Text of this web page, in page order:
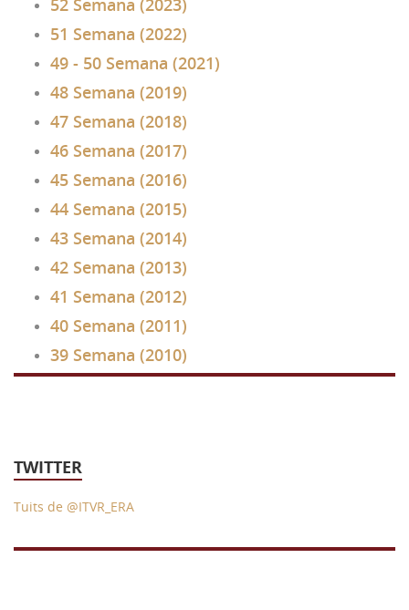
39 Semana (2010)
52 Semana (2023)
51 Semana (2022)
49 - 50 Semana (2021)
48 Semana (2019)
47 Semana (2018)
46 Semana (2017)
45 Semana (2016)
44 Semana (2015)
43 Semana (2014)
42 Semana (2013)
41 Semana (2012)
40 Semana (2011)
39 Semana (2010)
TWITTER
Tuits de @ITVR_ERA